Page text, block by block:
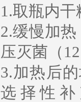
1.取瓶内
2.缓慢加
压灭菌（
3.加热后
选择性